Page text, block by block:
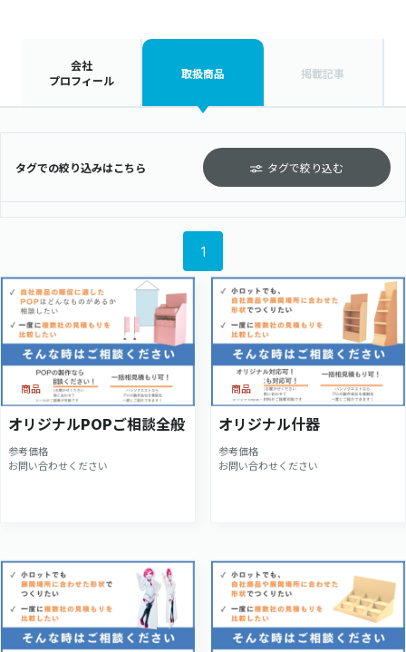
会社
プロフィール
取扱商品 掲載記事
タグでの絞り込みはこちら タグで絞り込む
1
オリジナルPOPご相談全般
参考価格
お問い合わせください
商品
オリジナル什器
参考価格
お問い合わせください
商品